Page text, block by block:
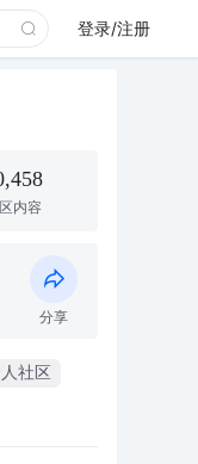
登录/注册
内容
分享
社区